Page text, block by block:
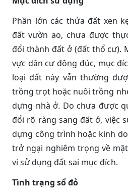
Phần lớn các thửa đất xen
đất vườn ao, chưa được
đổi thành đất ở (đất thổ cư).
vực dân cư đông đúc, mục
loại đất này vẫn thường
trồng trọt hoặc nuôi trồng
dựng nhà ở. Do chưa được
đổi rõ ràng sang đất ở, việc
dựng công trình hoặc kinh
trở ngại nghiêm trọng về
vi sử dụng đất sai mục đích.
Tình trạng sổ đỏ